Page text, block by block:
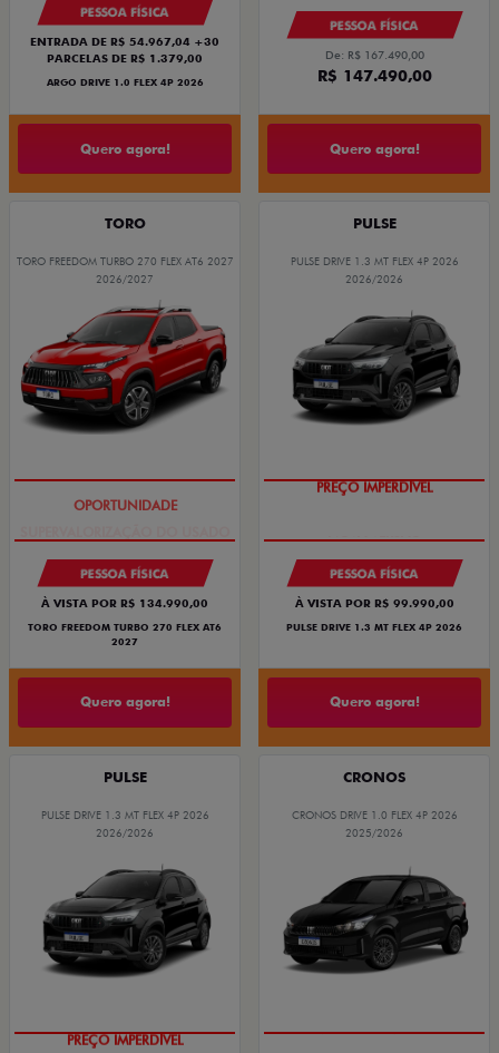
PESSOA FÍSICA
ENTRADA DE R$ 54.967,04 +30
PARCELAS DE R$ 1.379,00
ARGO DRIVE 1.0 FLEX 4P 2026
Quero agora!
PESSOA FÍSICA
De: R$ 167.490,00
R$ 147.490,00
Quero agora!
TORO
TORO FREEDOM TURBO 270 FLEX AT6 2027
2026/2027
PESSOA FÍSICA
À VISTA POR R$ 134.990,00
TORO FREEDOM TURBO 270 FLEX AT6
2027
Quero agora!
PULSE
PULSE DRIVE 1.3 MT FLEX 4P 2026
2026/2026
PREÇO IMPERDÍVEL
PESSOA FÍSICA
À VISTA POR R$ 99.990,00
PULSE DRIVE 1.3 MT FLEX 4P 2026
Quero agora!
PULSE
PULSE DRIVE 1.3 MT FLEX 4P 2026
2026/2026
PREÇO IMPERDÍVEL
CRONOS
CRONOS DRIVE 1.0 FLEX 4P 2026
2025/2026